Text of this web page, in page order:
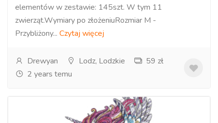
elementów w zestawie: 145szt. W tym 11
zwierząt.Wymiary po złożeniuRozmiar M -
Przybliżony... Czytaj więcej
Drewyan Lodz, Lodzkie
59 zł
2 years temu